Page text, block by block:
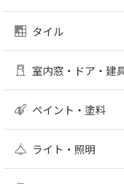
タイル
室内窓・ドア・建
ペイント・塗料
ライト・照明